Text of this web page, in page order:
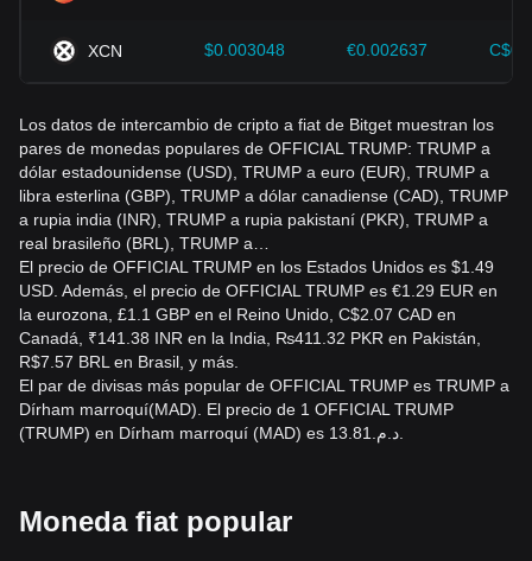
XCN $0.003048 €0.002637
Los datos de intercambio de cripto a fiat de Bitget muestran los
pares de monedas populares de OFFICIAL TRUMP: TRUMP a
dólar estadounidense (USD), TRUMP a euro (EUR), TRUMP a
libra esterlina (GBP), TRUMP a dólar canadiense (CAD), TRUMP
a rupia india (INR), TRUMP a rupia pakistaní (PKR), TRUMP a
real brasileño (BRL), TRUMP a…
El precio de OFFICIAL TRUMP en los Estados Unidos es $1.49
USD. Además, el precio de OFFICIAL TRUMP es €1.29 EUR en
la eurozona, £1.1 GBP en el Reino Unido, C$2.07 CAD en
Canadá, ₹141.38 INR en la India, ₨411.32 PKR en Pakistán,
R$7.57 BRL en Brasil, y más.
El par de divisas más popular de OFFICIAL TRUMP es TRUMP a
Dírham marroquí(MAD). El precio de 1 OFFICIAL TRUMP
Moneda fiat popular